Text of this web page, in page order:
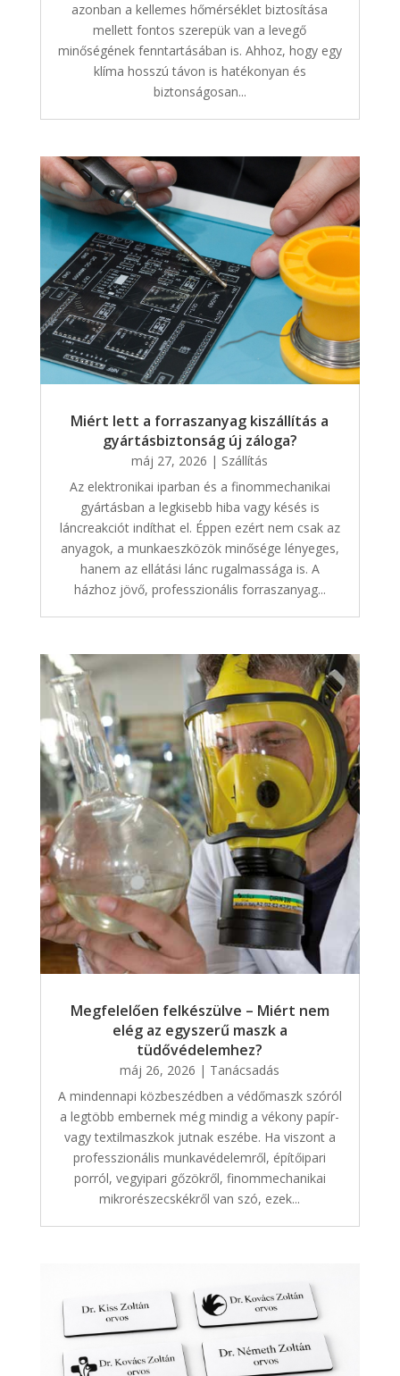
azonban a kellemes hőmérséklet biztosítása
mellett fontos szerepük van a levegő
minőségének fenntartásában is. Ahhoz, hogy egy
klíma hosszú távon is hatékonyan és
biztonságosan...
Miért lett a forraszanyag kiszállítás a
gyártásbiztonság új záloga?
máj 27, 2026 | Szállítás
Az elektronikai iparban és a finommechanikai
gyártásban a legkisebb hiba vagy késés is
láncreakciót indíthat el. Éppen ezért nem csak az
anyagok, a munkaeszközök minősége lényeges,
hanem az ellátási lánc rugalmassága is. A
házhoz jövő, professzionális forraszanyag...
Megfelelően felkészülve – Miért nem
elég az egyszerű maszk a
tüdővédelemhez?
máj 26, 2026 | Tanácsadás
A mindennapi közbeszédben a védőmaszk szóról
a legtöbb embernek még mindig a vékony papír-
vagy textilmaszkok jutnak eszébe. Ha viszont a
professzionális munkavédelemről, építőipari
porról, vegyipari gőzökről, finommechanikai
mikrorészecskékről van szó, ezek...